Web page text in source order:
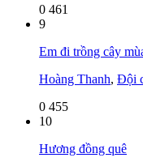
0 461
9
Em đi trồng cây
Hoàng Thanh, Đội
0 455
10
Hương đồng quê